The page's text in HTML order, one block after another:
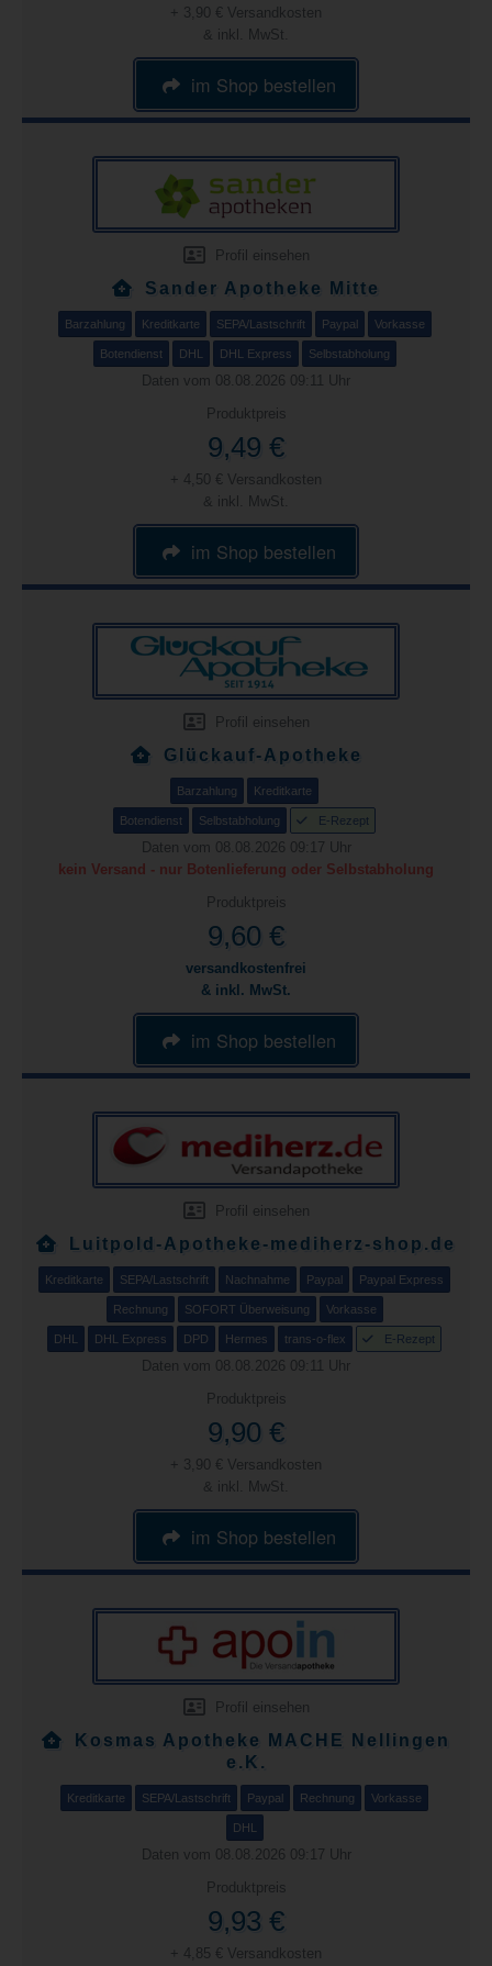
+ 3,90 € Versandkosten
& inkl. MwSt.
im Shop bestellen
Profil einsehen
Sander Apotheke Mitte
Barzahlung Kreditkarte SEPA/Lastschrift Paypal Vorkasse
Botendienst DHL DHL Express Selbstabholung
Daten vom 08.08.2026 09:11 Uhr
Produktpreis
9,49 €
+ 4,50 € Versandkosten
& inkl. MwSt.
im Shop bestellen
Profil einsehen
Glückauf-Apotheke
Barzahlung Kreditkarte
Botendienst Selbstabholung E-Rezept
Daten vom 08.08.2026 09:17 Uhr
kein Versand - nur Botenlieferung oder Selbstabholung
Produktpreis
9,60 €
versandkostenfrei
& inkl. MwSt.
im Shop bestellen
Profil einsehen
Luitpold-Apotheke-mediherz-shop.de
Kreditkarte SEPA/Lastschrift Nachnahme Paypal Paypal Express
Rechnung SOFORT Überweisung Vorkasse
DHL DHL Express DPD Hermes trans-o-flex E-Rezept
Daten vom 08.08.2026 09:11 Uhr
Produktpreis
9,90 €
+ 3,90 € Versandkosten
& inkl. MwSt.
im Shop bestellen
Profil einsehen
Kosmas Apotheke MACHE Nellingen
e.K.
Kreditkarte SEPA/Lastschrift Paypal Rechnung Vorkasse
DHL
Daten vom 08.08.2026 09:17 Uhr
Produktpreis
9,93 €
+ 4,85 € Versandkosten